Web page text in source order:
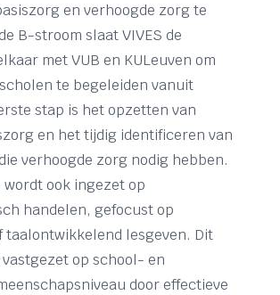
en verhoogde zorg te
B-stroom slaat VIVES de
met VUB en KULeuven om
te begeleiden vanuit
stap is het opzetten van
en het tijdig identificeren van
verhoogde zorg nodig hebben.
wordt ook ingezet op
handelen, gefocust op
taalontwikkelend lesgeven. Dit
op school- en
door effectieve